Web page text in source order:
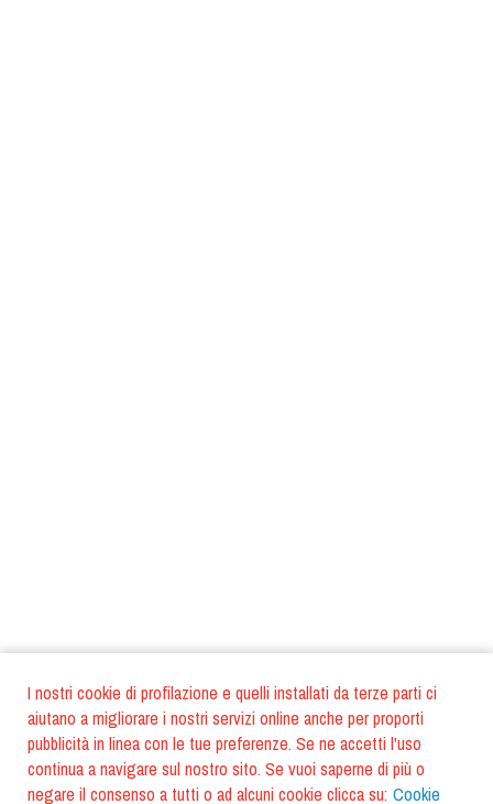
I nostri cookie di profilazione e quelli installati da terze parti ci
aiutano a migliorare i nostri servizi online anche per proporti
pubblicità in linea con le tue preferenze. Se ne accetti l'uso
continua a navigare sul nostro sito. Se vuoi saperne di più o
negare il consenso a tutti o ad alcuni cookie clicca su: Cookie